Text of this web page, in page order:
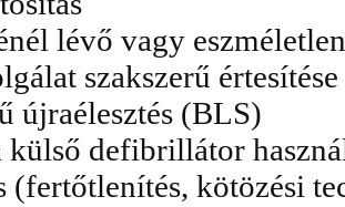
lévő vagy
szakszerű értesítése
újraélesztés (BLS)
külső defibrillátor
(fertőtlenítés, kötözési